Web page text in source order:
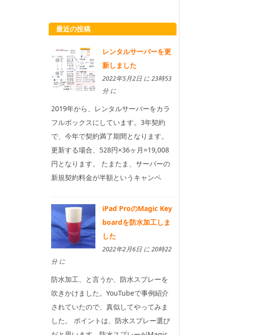
最近の投稿
レンタルサーバーを更
新しました
2022年5月2日 に 23時53
分 に
2019年から、レンタルサーバーをカラ
フルボックスにしています。3年契約
で、今年で契約満了期間となります。
更新する場合、528円×36ヶ月=19,008
円となります。 たまたま、サーバーの
新規契約料金が半額というキャンペ
iPad ProのMagic Key
boardを防水加工しま
した
2022年2月6日 に 20時22
分 に
防水加工、と言うか、防水スプレーを
吹きかけました。YouTubeで事例紹介
されていたので、真似してやってみま
した。 ポイントは、防水スプレー選び